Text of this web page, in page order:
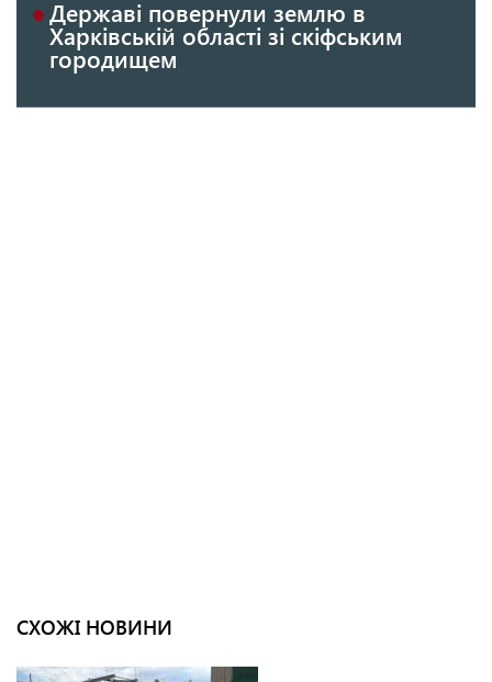
Державі повернули землю в
Харківській області зі скіфським
городищем
СХОЖІ НОВИНИ